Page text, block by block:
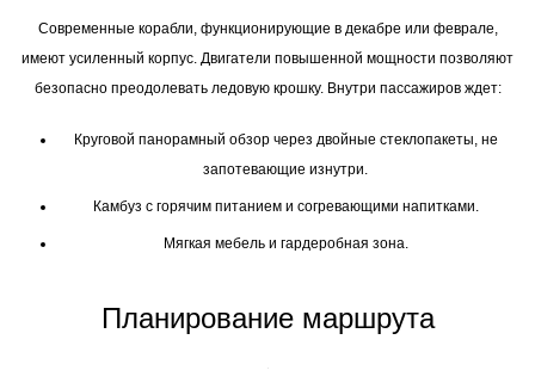
Современные корабли, функционирующие в декабре или феврале,
имеют усиленный корпус. Двигатели повышенной мощности позволяют
безопасно преодолевать ледовую крошку. Внутри пассажиров ждет:
Круговой панорамный обзор через двойные стеклопакеты, не
запотевающие изнутри.
Камбуз с горячим питанием и согревающими напитками.
Мягкая мебель и гардеробная зона.
Планирование маршрута